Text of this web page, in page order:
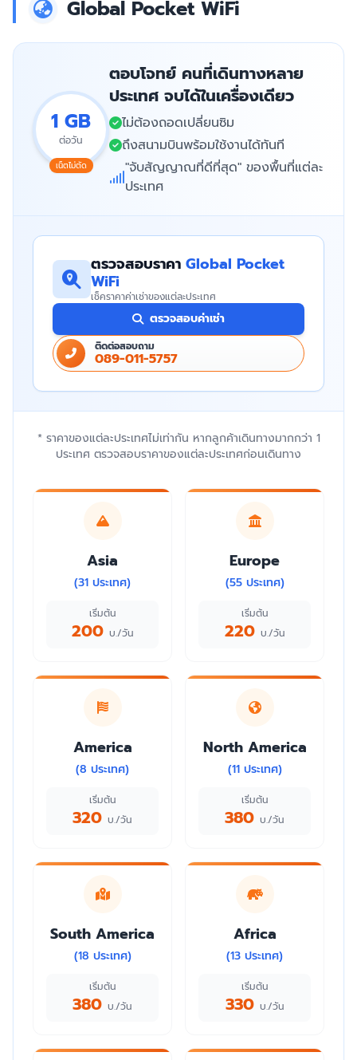
Global Pocket WiFi
1 GB
ต่อวัน
เน็ตไม่ตัด
ตอบโจทย์ คนที่เดินทางหลาย
ประเทศ จบได้ในเครื่องเดียว
ไม่ต้องถอดเปลี่ยนซิม
ถึงสนามบินพร้อมใช้งานได้ทันที
"จับสัญญาณที่ดีที่สุด" ของพื้นที่แต่ละ
ประเทศ
ตรวจสอบราคา Global Pocket
WiFi
เช็คราคาค่าเช่าของแต่ละประเทศ
ตรวจสอบค่าเช่า
ติดต่อสอบถาม
089-011-5757
* ราคาของแต่ละประเทศไม่เท่ากัน หากลูกค้าเดินทางมากกว่า 1
ประเทศ ตรวจสอบราคาของแต่ละประเทศก่อนเดินทาง
Asia
(31 ประเทศ)
เริ่มต้น
200 บ./วัน
Europe
(55 ประเทศ)
เริ่มต้น
220 บ./วัน
America
(8 ประเทศ)
เริ่มต้น
320 บ./วัน
North America
(11 ประเทศ)
เริ่มต้น
380 บ./วัน
South America
(18 ประเทศ)
เริ่มต้น
380 บ./วัน
Africa
(13 ประเทศ)
เริ่มต้น
330 บ./วัน